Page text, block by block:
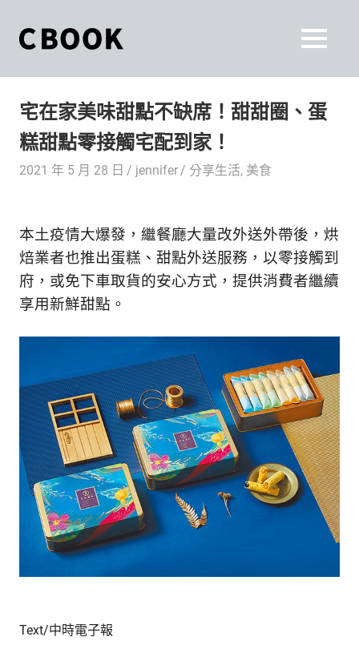
content
和
你
一
活
出
自
己
的
生
活
態
度
World.」
是
近
你/
妳
生
活
雜
精
采
豐
富
的
時
尚
性
MENU
宅在家美味甜點不缺席！甜甜圈、蛋
糕甜點零接觸宅配到家！
2021 年 5 月 28 日 jennifer 分享生活, 美食
本土疫情大爆發，繼餐廳大量改外送外帶後，烘
焙業者也推出蛋糕、甜點外送服務，以零接觸到
府，或免下車取貨的安心方式，提供消費者繼續
享用新鮮甜點。
Text/中時電子報